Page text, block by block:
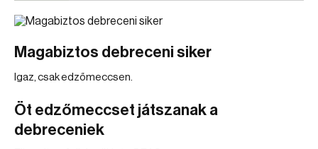
Magabiztos debreceni siker
Igaz, csak edzőmeccsen.
Öt edzőmeccset játszanak a
debreceniek